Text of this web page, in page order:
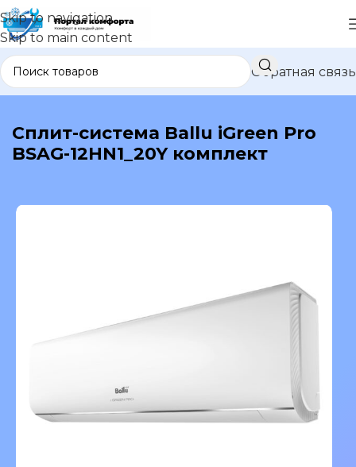
Skip to navigation
Skip to main content
Обратная связь
В каталог
Сплит-система Ballu iGreen Pro
BSAG-12HN1_20Y комплект